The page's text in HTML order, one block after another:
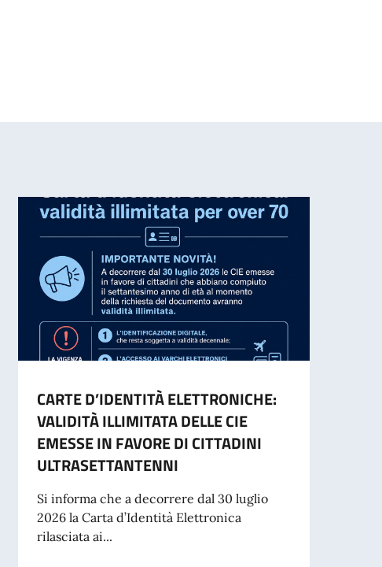
CARTE D’IDENTITÀ ELETTRONICHE:
VALIDITÀ ILLIMITATA DELLE CIE
EMESSE IN FAVORE DI CITTADINI
ULTRASETTANTENNI
Si informa che a decorrere dal 30 luglio
2026 la Carta d’Identità Elettronica
rilasciata ai...